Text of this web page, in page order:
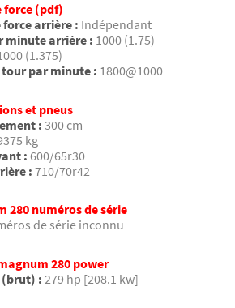
force (pdf)
force arrière : Indépendant
minute arrière : 1000 (1.75)
(1.375)
par minute : 1800@1000
et pneus
: 300 cm
kg
: 600/65r30
: 710/70r42
280 numéros de série
de série inconnu
280 power
: 279 hp [208.1 kw]